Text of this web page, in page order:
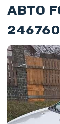
АВТО
246760